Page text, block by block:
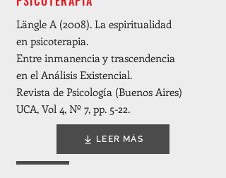
Längle A (2008). La espiritualidad
en psicoterapia.
Entre inmanencia y trascendencia
en el Análisis Existencial.
Revista de Psicología (Buenos Aires)
UCA, Vol 4, Nº 7, pp. 5-22.
LEER MÁS